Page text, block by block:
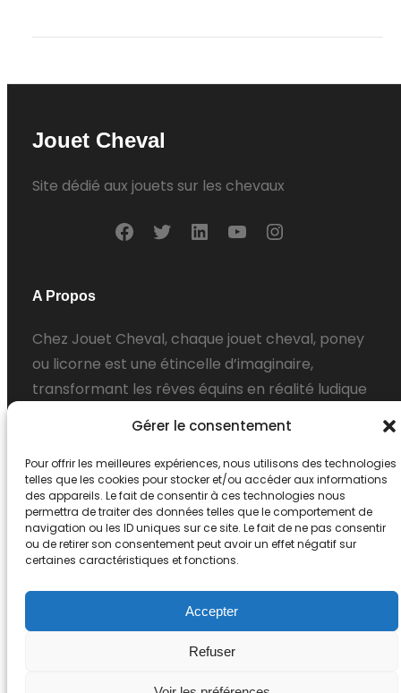
Gérer le consentement
Pour offrir les meilleures expériences, nous utilisons des technologies
telles que les cookies pour stocker et/ou accéder aux informations
des appareils. Le fait de consentir à ces technologies nous
permettra de traiter des données telles que le comportement de
navigation ou les ID uniques sur ce site. Le fait de ne pas consentir
ou de retirer son consentement peut avoir un effet négatif sur
certaines caractéristiques et fonctions.
Accepter
Refuser
Jouet Cheval
Site dédié aux jouets sur les chevaux
F
b
o
o
T
t
e
r
L
e
d
I
n
Y
u
b
e
a
g
r
a
A Propos
Chez Jouet Cheval, chaque jouet cheval, poney
ou licorne est une étincelle d’imaginaire,
transformant les rêves équins en réalité ludique
pour les petites amoureuses des chevaux.
Inscription Newsletter
Copyright © 2024 Jouet Cheval